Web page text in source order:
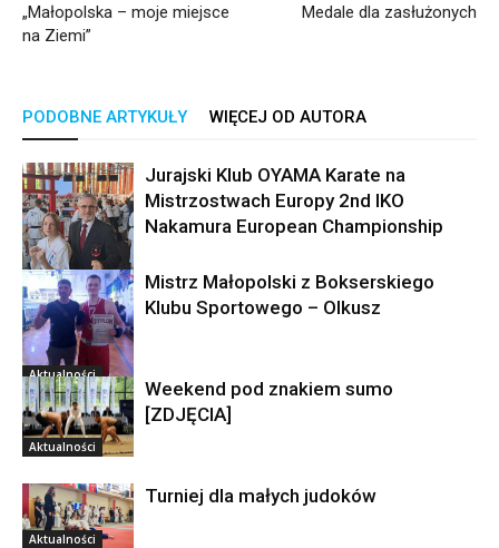
„Małopolska – moje miejsce
na Ziemi”
Medale dla zasłużonych
PODOBNE ARTYKUŁY WIĘCEJ OD AUTORA
Aktualności
Jurajski Klub OYAMA Karate na
Mistrzostwach Europy 2nd IKO
Nakamura European Championship
Aktualności
Mistrz Małopolski z Bokserskiego
Klubu Sportowego – Olkusz
Aktualności
Weekend pod znakiem sumo
[ZDJĘCIA]
Aktualności
Turniej dla małych judoków